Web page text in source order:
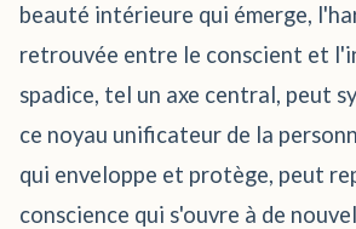
beauté intérieure qui émerge,
retrouvée entre le conscient et
spadice, tel un axe central, peut
ce noyau unificateur de la
qui enveloppe et protège, peut
conscience qui s'ouvre à de